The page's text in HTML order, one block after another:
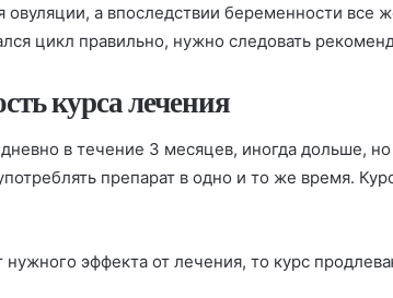
овуляции, а впоследствии беременности все
цикл правильно, нужно следовать
курса лечения
в течение 3 месяцев, иногда дольше,
препарат в одно и то же время.
эффекта от лечения, то курс